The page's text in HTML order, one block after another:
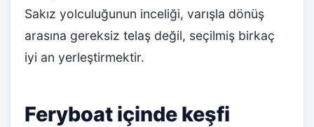
Sakız yolculuğunun inceliği, varışla dönüş
arasına gereksiz telaş değil, seçilmiş birkaç
iyi an yerleştirmektir.
Feryboat içinde keşfi